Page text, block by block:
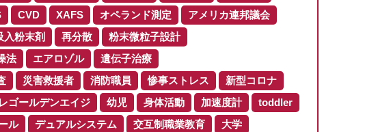
CVD XAFS オペランド測定
アメリカ連邦議会
入粉末剤 再分散
粉末微粒子設計
法 エアロゾル
遺伝子治療
災害救援者 消防職員 惨事ストレス
新型コロナ
ゴールデンエイジ 幼児 身体活動 加速度計
toddler
ル デュアルシステム 交互制職業教育
大学